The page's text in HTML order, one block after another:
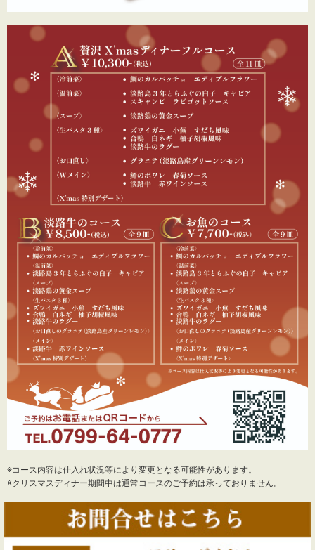
※コース内容は仕入れ状況等により変更となる可能性があります。
※クリスマスディナー期間中は通常コースのご予約は承っておりません。